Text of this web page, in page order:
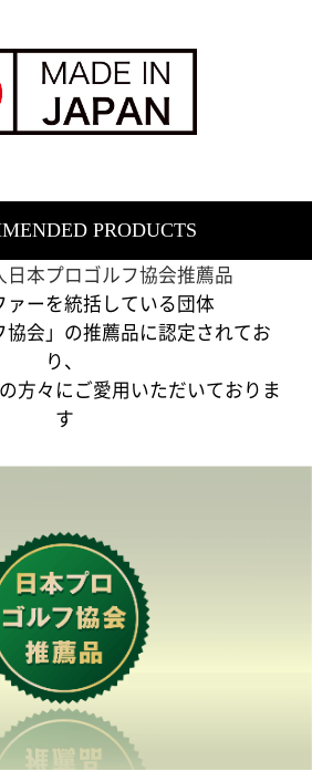
PRODUCTS​
日本プロゴルフ協会推薦品​
ァーを統括している団体
協会」の推薦品に認定されてお
り、
方々にご愛用いただいておりま
す